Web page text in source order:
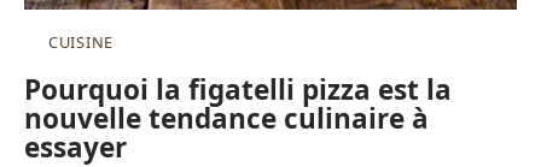
CUISINE
Pourquoi la figatelli pizza est la
nouvelle tendance culinaire à
essayer